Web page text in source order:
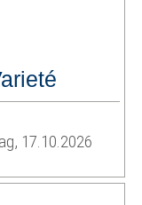
17.10.2026